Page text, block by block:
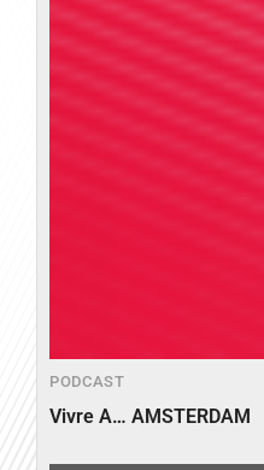
PODCAST
Vivre A… AMSTERDAM